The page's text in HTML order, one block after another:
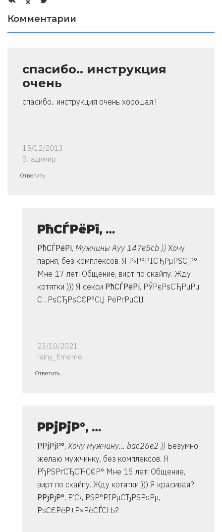
Комментарии
спасибо.. инструкция
очень
спасибо.. инструкция очень хорошая !
15/12/2013
Владимир
Ответить
РћСЃРёРї, …
РћСЃРёРї, Мужчины Ауу 147e5cb )) Хочу
парня, без комплексов. Я Р›Р°РІСЂРµРЅС‚Р°
Мне 17 лет! Общение, вирт по скайпу. Жду
котятки ))) Я секси РћСЃРёРї, РЎРєРѕСЂРµРµ
С…РѕСЂРѕС€Р°СЏ РёРґРµСЏ
23/10/2021
rainy_Ememe
Ответ
очень
Владимир
Ответить
Р­РјРјР°, …
Р­РјРјР°,Хочу мужчину... bac26e2 )) Безумно
желаю мужчинку, без комплексов. Я
РђРЅРґСЂСЋС€Р° Мне 15 лет! Общение,
вирт по скайпу. Жду котятки ))) Я красивая?
Р­РјРјР°, Р’С‹, РЅР°РІРµСЂРЅРѕРµ,
РѕС€РёР±Р»РёСЃСЊ?